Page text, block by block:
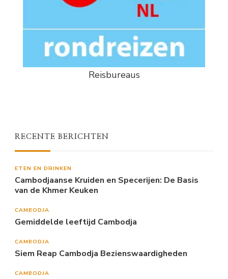
Reisbureaus
RECENTE BERICHTEN
ETEN EN DRINKEN
Cambodjaanse Kruiden en Specerijen: De Basis
van de Khmer Keuken
CAMBODJA
Gemiddelde leeftijd Cambodja
CAMBODJA
Siem Reap Cambodja Bezienswaardigheden
CAMBODJA